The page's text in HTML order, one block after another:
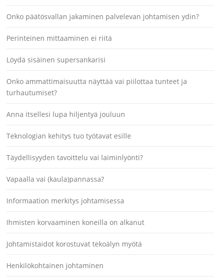
Onko päätösvallan jakaminen palvelevan johtamisen ydin?
Perinteinen mittaaminen ei riitä
Löydä sisäinen supersankarisi
Onko ammattimaisuutta näyttää vai piilottaa tunteet ja
turhautumiset?
Anna itsellesi lupa hiljentyä jouluun
Teknologian kehitys tuo työtavat esille
Täydellisyyden tavoittelu vai laiminlyönti?
Vapaalla vai (kaula)pannassa?
Informaation merkitys johtamisessa
Ihmisten korvaaminen koneilla on alkanut
Johtamistaidot korostuvat tekoälyn myötä
Henkilökohtainen johtaminen